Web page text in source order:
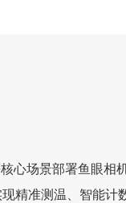
心场景部署鱼眼相
精准测温、智能计